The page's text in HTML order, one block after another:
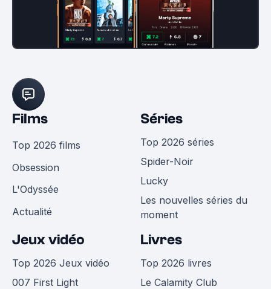
Films
Top 2026 films
Obsession
L'Odyssée
Actualité
Séries
Top 2026 séries
Spider-Noir
Lucky
Les nouvelles séries du
moment
Jeux vidéo
Top 2026 Jeux vidéo
007 First Light
Livres
Top 2026 livres
Le Calamity Club